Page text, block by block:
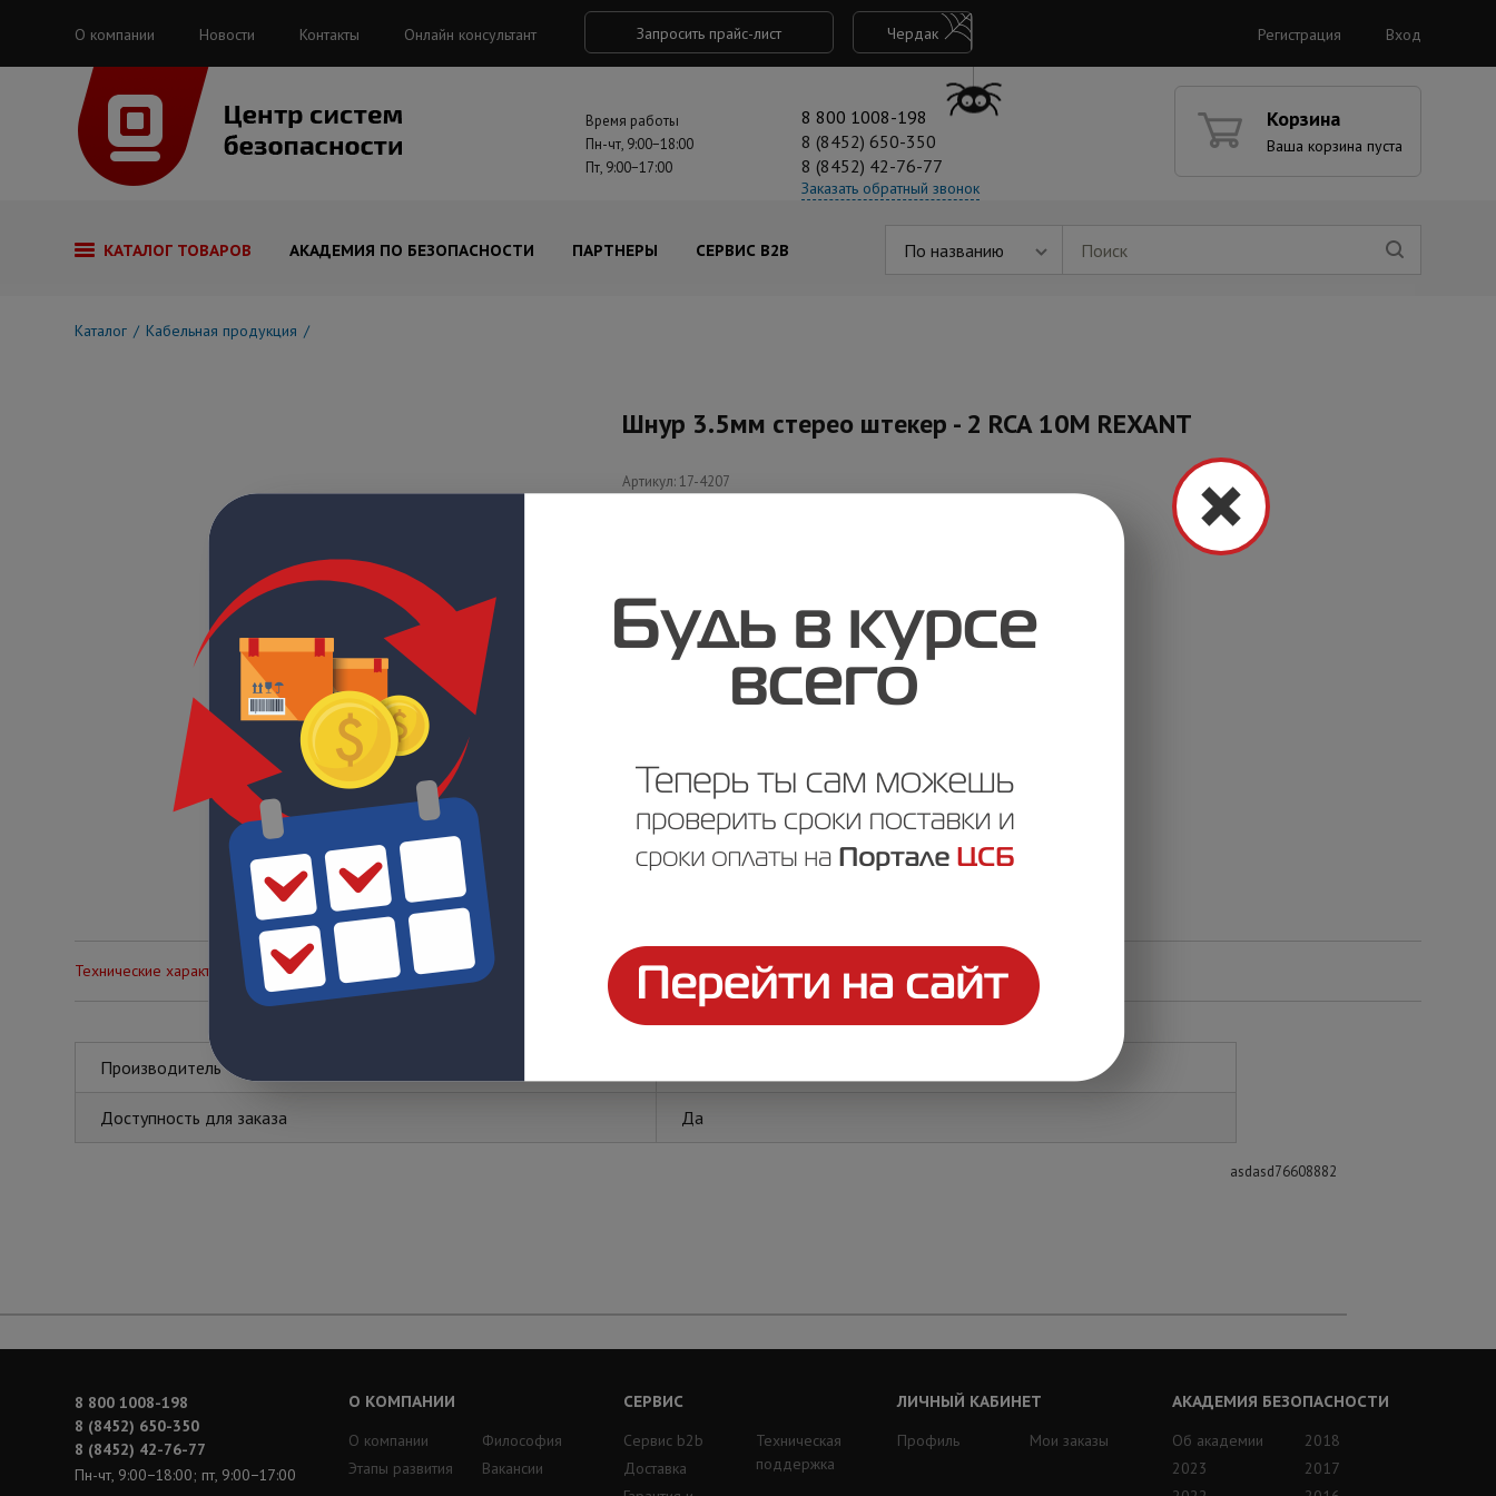
asdasd76608882
О компании Новости Контакты Онлайн консультант Запросить прайс-лист Чердак Регистрация Вход
Время работы
Пн-чт, 9:00−18:00
Пт, 9:00−17:00
8 800 1008-198
8 (8452) 650-350
8 (8452) 42-76-77
Заказать обратный звонок
Корзина
Ваша корзина пуста
КАТАЛОГ ТОВАРОВ АКАДЕМИЯ ПО БЕЗОПАСНОСТИ ПАРТНЕРЫ СЕРВИС B2B По названию
Каталог Кабельная продукция
Шнур 3.5мм стерео штекер - 2 RCA 10М REXANT
Артикул: 17-4207
Технические характеристики
Производитель
Доступность для заказа Да
8 800 1008-198
8 (8452) 650-350
8 (8452) 42-76-77
Пн-чт, 9:00−18:00; пт, 9:00−17:00
О КОМПАНИИ
О компании
Этапы развития
Философия
Вакансии
СЕРВИС
Сервис b2b
Доставка
Техническая
поддержка
ЛИЧНЫЙ КАБИНЕТ
Профиль
Мои заказы
АКАДЕМИЯ БЕЗОПАСНОСТИ
Об академии
2023
2018
2017